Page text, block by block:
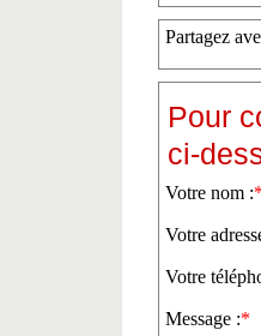
Partagez
Pour
ci-
Votre nom :
Votre
Votre
Message :*